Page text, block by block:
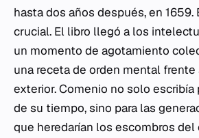
hasta dos años después, en
crucial. El libro llegó a los
un momento de agotamiento
una receta de orden mental frente
exterior. Comenio no solo escribía
de su tiempo, sino para las
que heredarían los escombros del